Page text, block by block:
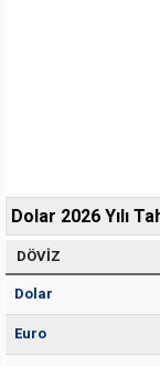
Dolar 2026 Yılı
DÖVİZ
Dolar
Euro